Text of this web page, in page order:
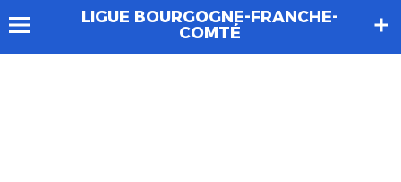
LIGUE BOURGOGNE-FRANCHE-
COMTÉ